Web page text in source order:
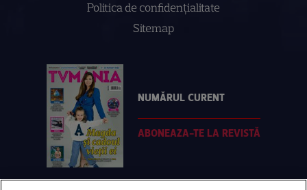
Politica de confidenţialitate
Sitemap
NUMĂRUL CURENT
ABONEAZA-TE LA REVISTĂ